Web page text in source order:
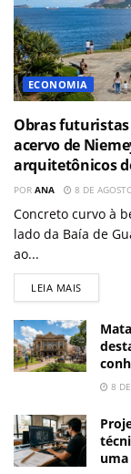
ECONOMIA
Obras
acervo de
arquitetônicos
POR ANA 8 DE
Concreto curvo à
lado da Baía de
ao...
LEIA MAIS
8